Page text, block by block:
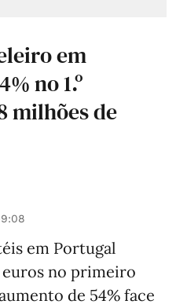
em
no 1.º
milhões de
em Portugal
no primeiro
de 54% face